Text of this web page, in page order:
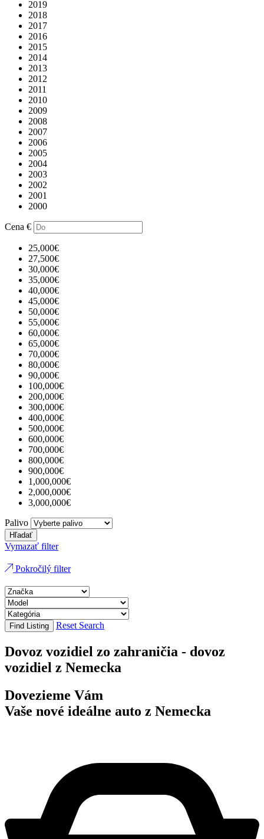
2019
2018
2017
2016
2015
2014
2013
2012
2011
2010
2009
2008
2007
2006
2005
2004
2003
2002
2001
2000
Cena €
25,000€
27,500€
30,000€
35,000€
40,000€
45,000€
50,000€
55,000€
60,000€
65,000€
70,000€
80,000€
90,000€
100,000€
200,000€
300,000€
400,000€
500,000€
600,000€
700,000€
800,000€
900,000€
1,000,000€
2,000,000€
3,000,000€
Palivo
Hľadať
Vymazať filter
Pokročilý filter
Find Listing Reset Search
Dovoz vozidiel zo zahraničia - dovoz
vozidiel z Nemecka
Dovezieme Vám
Vaše nové ideálne auto z Nemecka